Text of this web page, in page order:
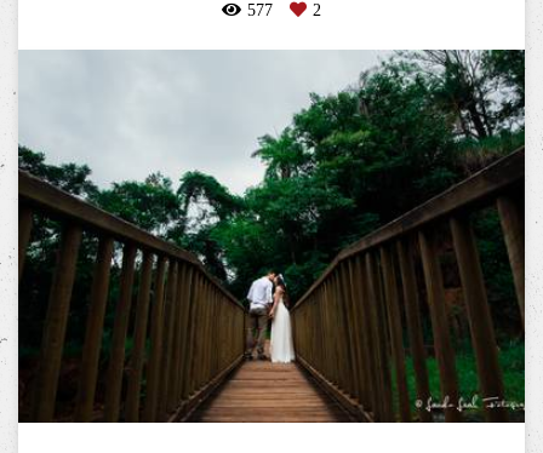
577 2